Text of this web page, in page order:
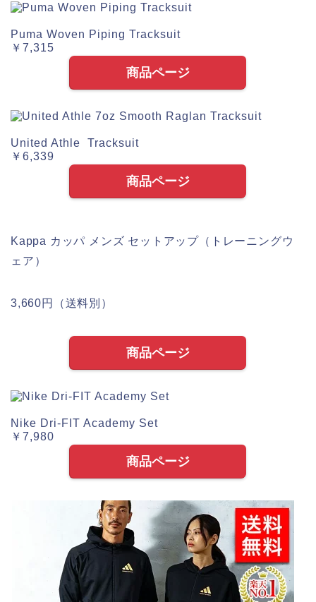
Puma Woven Piping Tracksuit
￥7,315
商品ページ
United Athle Tracksuit
￥6,339
商品ページ
Kappa カッパ メンズ セットアップ（トレーニングウ
ェア）
3,660円（送料別）
商品ページ
Nike Dri‑FIT Academy Set
￥7,980
商品ページ